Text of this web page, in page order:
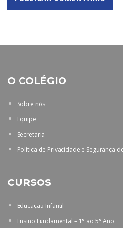
O COLÉGIO
Sobre nós
Equipe
Secretaria
Política de Privacidade e Segurança
CURSOS
Educação Infantil
Ensino Fundamental – 1° ao 5° Ano